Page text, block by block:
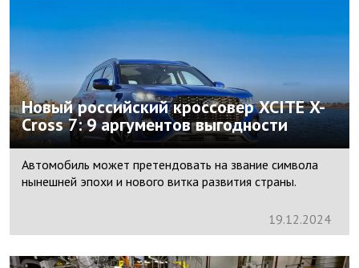
Новый российский кроссовер XCITE X-
Cross 7: 9 аргументов выгодности
Автомобиль может претендовать на звание символа
нынешней эпохи и нового витка развития страны.
19.12.2024